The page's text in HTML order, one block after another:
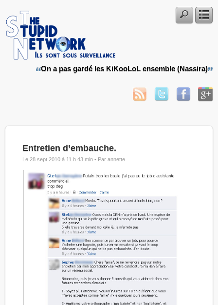
On a pas gardé les KiKooLoL ensemble (Nassira)
Entretien d’embauche.
Le 28 sept 2010 à 11 h 43 min • Par annette